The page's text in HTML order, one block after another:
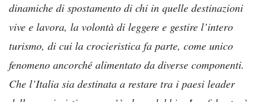
dinamiche di spostamento di chi in quelle destinazioni
vive e lavora, la volontà di leggere e gestire l’intero
turismo, di cui la crocieristica fa parte, come unico
fenomeno ancorché alimentato da diverse componenti.
Che l’Italia sia destinata a restare tra i paesi leader